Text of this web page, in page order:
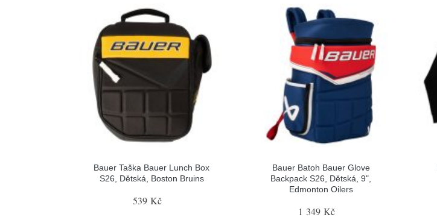
Bauer Taška Bauer Lunch Box
S26, Dětská, Boston Bruins
539 Kč
Bauer Batoh Bauer Glove
Backpack S26, Dětská, 9",
Edmonton Oilers
1 349 Kč